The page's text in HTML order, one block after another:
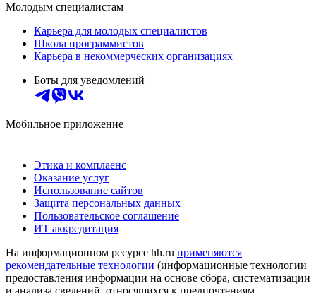
Молодым специалистам
Карьера для молодых специалистов
Школа программистов
Карьера в некоммерческих организациях
Боты для уведомлений
Мобильное приложение
Этика и комплаенс
Оказание услуг
Использование сайтов
Защита персональных данных
Пользовательское соглашение
ИТ аккредитация
На информационном ресурсе hh.ru применяются
рекомендательные технологии (информационные технологии
предоставления информации на основе сбора, систематизации
и анализа сведений, относящихся к предпочтениям